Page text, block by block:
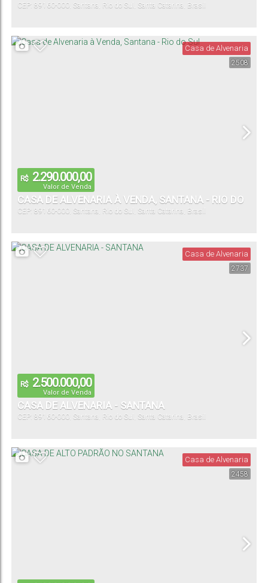
CEP: 89160-000 Santana Rio do Sul Santa Catarina Brasil
2508
Casa de Alvenaria
R$ 2.290.000,00
Valor de Venda
CASA DE ALVENARIA À VENDA, SANTANA - RIO DO
SUL
CEP: 89160-000 Santana Rio do Sul Santa Catarina Brasil
2737
Casa de Alvenaria
R$ 2.500.000,00
Valor de Venda
CASA DE ALVENARIA - SANTANA
CEP: 89160-000 Santana Rio do Sul Santa Catarina Brasil
2458
Casa de Alvenaria